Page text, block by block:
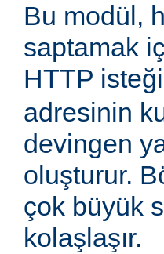
Bu modül,
saptamak
HTTP
adresinin
devingen
oluşturur.
çok büyük
kolaşlaşır.